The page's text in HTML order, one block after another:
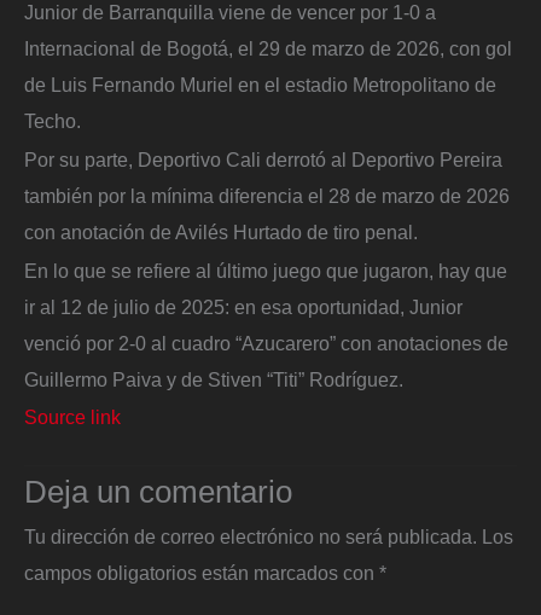
Junior de Barranquilla viene de vencer por 1-0 a
Internacional de Bogotá, el 29 de marzo de 2026, con gol
de Luis Fernando Muriel en el estadio Metropolitano de
Techo.
Por su parte, Deportivo Cali derrotó al Deportivo Pereira
también por la mínima diferencia el 28 de marzo de 2026
con anotación de Avilés Hurtado de tiro penal.
En lo que se refiere al último juego que jugaron, hay que
ir al 12 de julio de 2025: en esa oportunidad, Junior
venció por 2-0 al cuadro “Azucarero” con anotaciones de
Guillermo Paiva y de Stiven “Titi” Rodríguez.
Source link
Deja un comentario
Tu dirección de correo electrónico no será publicada. Los
campos obligatorios están marcados con *